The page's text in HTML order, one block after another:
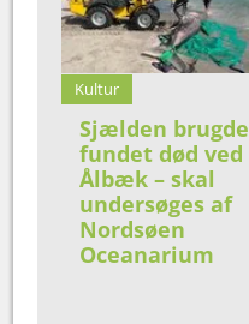
Kultur
Sjælden brugde
fundet død ved
Ålbæk – skal
undersøges af
Nordsøen
Oceanarium